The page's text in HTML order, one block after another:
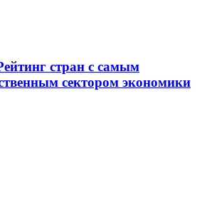
стран с самым
сектором экономики